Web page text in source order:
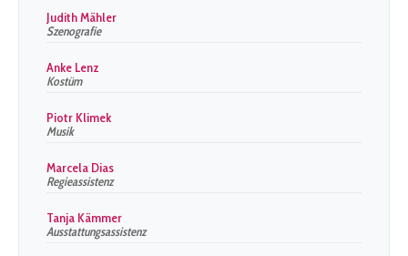
Judith Mähler
Szenografie
Anke Lenz
Kostüm
Piotr Klimek
Musik
Marcela Dias
Regieassistenz
Tanja Kämmer
Ausstattungsassistenz